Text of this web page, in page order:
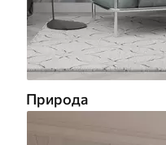
Природа